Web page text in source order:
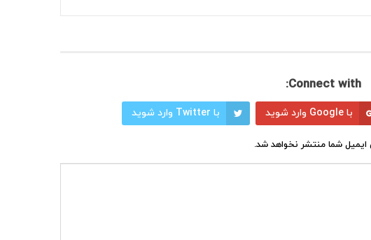
Connect with:
با Google وارد شوید با Twitter وارد شوید
شما منتشر نخواهد شد.